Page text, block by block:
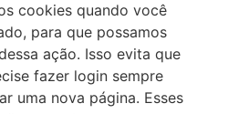
cookies quando você
para que possamos
ação. Isso evita que
fazer login sempre
uma nova página. Esses